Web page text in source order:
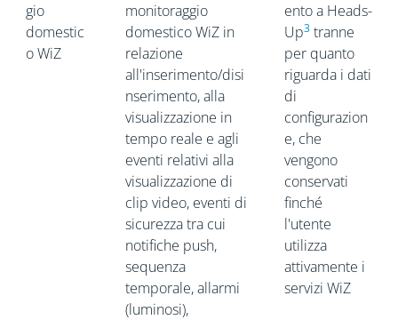
gio
domestic
o WiZ
monitoraggio
domestico WiZ in
relazione
all'inserimento/disi
nserimento, alla
visualizzazione in
tempo reale e agli
eventi relativi alla
visualizzazione di
clip video, eventi di
sicurezza tra cui
notifiche push,
sequenza
temporale, allarmi
(luminosi),
ento a Heads-
Up3tranne
per quanto
riguarda i dati
di
configurazion
e, che
vengono
conservati
finché
l'utente
utilizza
attivamente i
servizi WiZ